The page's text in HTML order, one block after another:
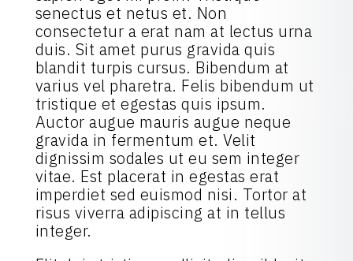
senectus et netus et. Non
consectetur a erat nam at lectus urna
duis. Sit amet purus gravida quis
blandit turpis cursus. Bibendum at
varius vel pharetra. Felis bibendum ut
tristique et egestas quis ipsum.
Auctor augue mauris augue neque
gravida in fermentum et. Velit
dignissim sodales ut eu sem integer
vitae. Est placerat in egestas erat
imperdiet sed euismod nisi. Tortor at
risus viverra adipiscing at in tellus
integer.